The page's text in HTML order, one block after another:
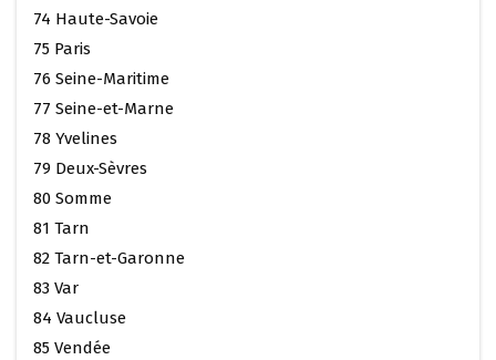
74 Haute-Savoie
75 Paris
76 Seine-Maritime
77 Seine-et-Marne
78 Yvelines
79 Deux-Sèvres
80 Somme
81 Tarn
82 Tarn-et-Garonne
83 Var
84 Vaucluse
85 Vendée